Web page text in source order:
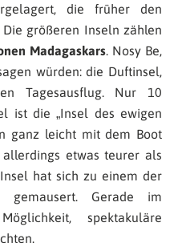
die früher den
größeren Inseln zählen
Madagaskars. Nosy Be,
würden: die Duftinsel,
Tagesausflug. Nur 10
ist die „Insel des ewigen
ganz leicht mit dem Boot
etwas teurer als
hat sich zu einem der
gemausert. Gerade im
spektakuläre